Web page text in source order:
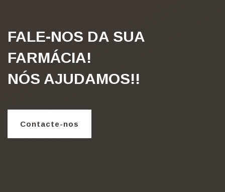
FALE-NOS DA SUA
FARMÁCIA!
NÓS AJUDAMOS!!
Contacte-nos